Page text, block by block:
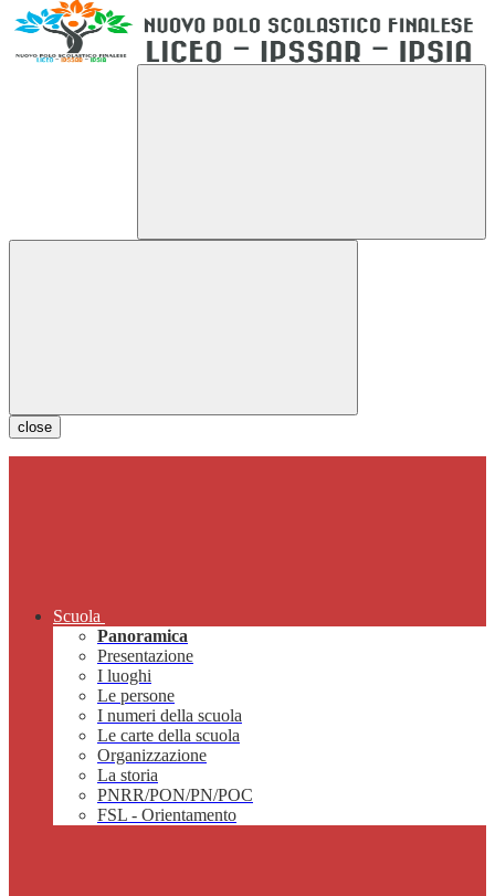
close
Scuola
Panoramica
Presentazione
I luoghi
Le persone
I numeri della scuola
Le carte della scuola
Organizzazione
La storia
PNRR/PON/PN/POC
FSL - Orientamento